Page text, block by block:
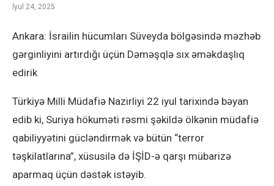
İyul 24, 2025
Ankara: İsrailin hücumları Süveyda bölgəsində məzhəb
gərginliyini artırdığı üçün Dəməşqlə sıx əməkdaşlıq
edirik
Türkiyə Milli Müdafiə Nazirliyi 22 iyul tarixində bəyan
edib ki, Suriya hökuməti rəsmi şəkildə ölkənin müdafiə
qabiliyyətini gücləndirmək və bütün “terror
təşkilatlarına”, xüsusilə də İŞİD-ə qarşı mübarizə
aparmaq üçün dəstək istəyib.